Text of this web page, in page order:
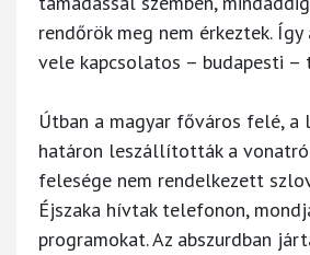
rendőrök meg nem érkeztek.
vele kapcsolatos – budapesti –
Útban a magyar főváros felé, a
határon leszállították a
felesége nem rendelkezett
Éjszaka hívtak telefonon,
programokat. Az abszurdban